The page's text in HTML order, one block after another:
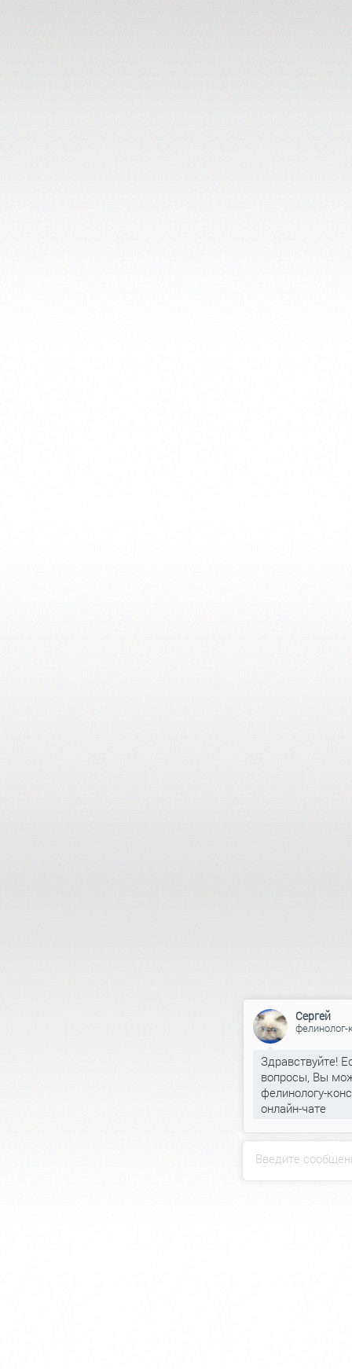
Введите
Сергей
фелинолог-
Здравствуйте!
вопросы, Вы
фелинологу-
онлайн-чате